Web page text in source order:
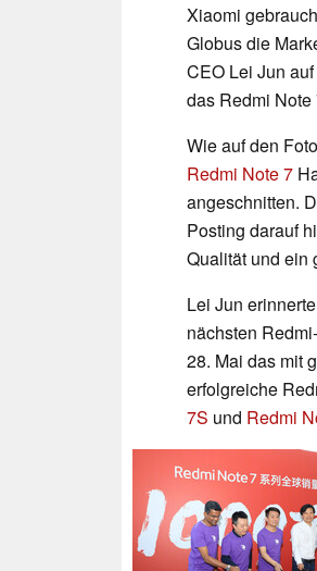
Xiaomi
Globus die
CEO Lei Jun
das Redmi Note
Wie auf den
Redmi Note 7
angeschnitten.
Posting darauf
Qualität und ein
Lei Jun
nächsten
28. Mai das mit
erfolgreiche
7S und Redmi